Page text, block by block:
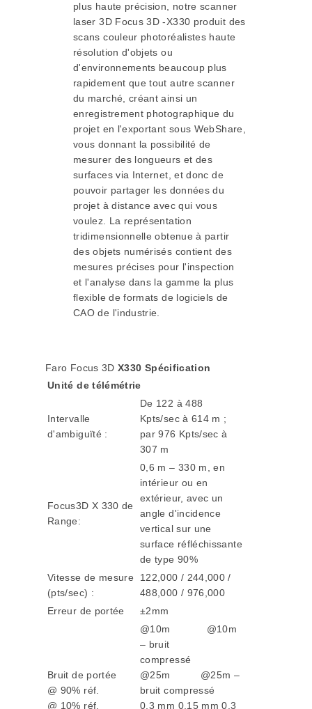
plus haute précision, notre scanner
laser 3D Focus 3D -X330 produit des
scans couleur photoréalistes haute
résolution d'objets ou
d'environnements beaucoup plus
rapidement que tout autre scanner
du marché, créant ainsi un
enregistrement photographique du
projet en l'exportant sous WebShare,
vous donnant la possibilité de
mesurer des longueurs et des
surfaces via Internet, et donc de
pouvoir partager les données du
projet à distance avec qui vous
voulez. La représentation
tridimensionnelle obtenue à partir
des objets numérisés contient des
mesures précises pour l'inspection
et l'analyse dans la gamme la plus
flexible de formats de logiciels de
CAO de l'industrie.
Faro Focus 3D X330 Spécification
Unité de télémétrie
Intervalle
d'ambiguïté :
De 122 à 488
Kpts/sec à 614 m ;
par 976 Kpts/sec à
307 m
Focus3D X 330 de
Range:
0,6 m – 330 m, en
intérieur ou en
extérieur, avec un
angle d'incidence
vertical sur une
surface réfléchissante
de type 90%
Vitesse de mesure
(pts/sec) :
122,000 / 244,000 /
488,000 / 976,000
Erreur de portée
±2mm
Bruit de portée
@ 90% réf.
@ 10% réf.
@10m @10m
– bruit
compressé
@25m @25m –
bruit compressé
0,3 mm 0,15 mm 0,3